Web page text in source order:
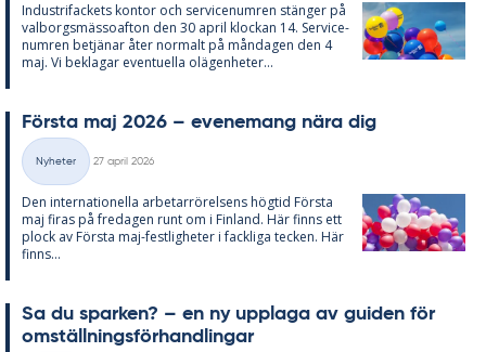
In­du­stri­fac­kets kon­tor och ser­vice­num­ren stäng­er på
val­borgs­mäs­so­af­ton den 30 april kloc­kan 14. Ser­vice­
num­ren be­tjä­nar åter nor­malt på mån­da­gen den 4
maj. Vi be­kla­gar even­tu­el­la olä­gen­he­ter...
Förs­ta maj 2026 – eve­ne­mang nära dig
Kategorier
Nyheter
27 april 2026
Den in­ter­na­tio­nel­la ar­be­tar­rö­rel­sens hög­tid Förs­ta
maj fi­ras på fre­da­gen runt om i Fin­land. Här fin­ns ett
plock av Förs­ta maj-fest­lig­he­ter i fack­li­ga tec­ken. Här
fin­ns...
Sa du spar­ken? – en ny upp­laga av gui­den för
om­ställ­nings­för­hand­ling­ar